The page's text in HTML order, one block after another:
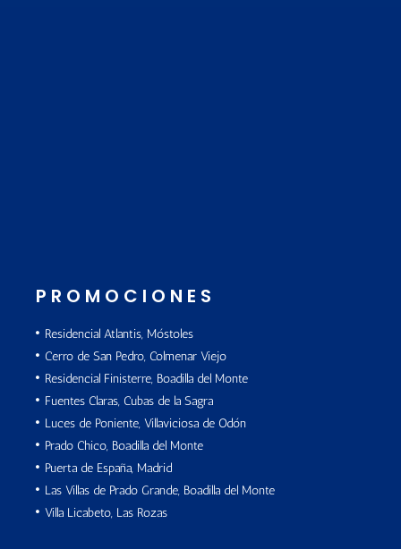
PROMOCIONES
Residencial Atlantis, Móstoles
Cerro de San Pedro, Colmenar Viejo
Residencial Finisterre, Boadilla del Monte
Fuentes Claras, Cubas de la Sagra
Luces de Poniente, Villaviciosa de Odón
Prado Chico, Boadilla del Monte
Puerta de España, Madrid
Las Villas de Prado Grande, Boadilla del Monte
Villa Licabeto, Las Rozas